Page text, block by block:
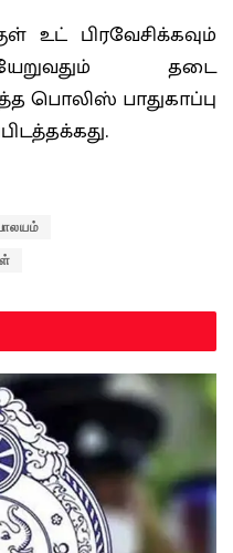
உட் பிரவேசிக்கவும்
தடை
பொலிஸ் பாதுகாப்பு